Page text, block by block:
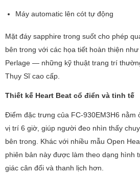
Máy automatic lên cót tự động
Mặt đáy sapphire trong suốt cho phép
bên trong với các họa tiết hoàn thiện
Perlage — những kỹ thuật trang trí
Thụy Sĩ cao cấp.
Thiết kế Heart Beat cổ điển và tinh tế
Điểm đặc trưng của FC-930EM3H6 nằm
vị trí 6 giờ, giúp người đeo nhìn thấy
bên trong. Khác với nhiều mẫu Open
phiên bản này được làm theo dạng hình
giác cân đối và thanh lịch hơn.